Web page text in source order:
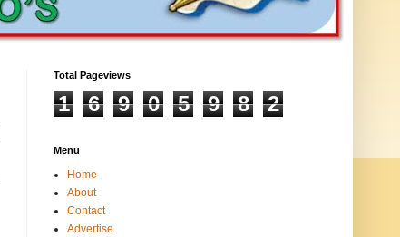
Total Pageviews
1 6 9 0 5 9 8 2
Menu
Home
About
Contact
Advertise